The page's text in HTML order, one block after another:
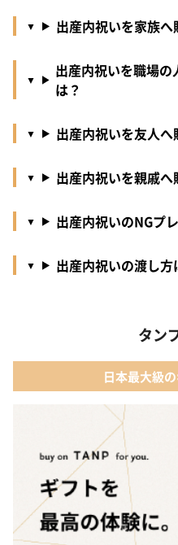
出産内祝いを家族
出産内祝いを職場
は？
出産内祝いを友人
出産内祝いを親戚
出産内祝いのNGプ
出産内祝いの渡し方
タン
日本最大級